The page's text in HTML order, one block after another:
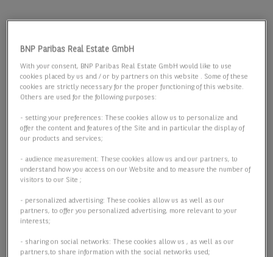
BNP Paribas Real Estate GmbH
With your consent, BNP Paribas Real Estate GmbH would like to use
cookies placed by us and / or by partners on this website . Some of these
cookies are strictly necessary for the proper functioning of this website.
Others are used for the following purposes:
- setting your preferences: These cookies allow us to personalize and
offer the content and features of the Site and in particular the display of
our products and services;
- audience measurement: These cookies allow us and our partners, to
understand how you access on our Website and to measure the number of
visitors to our Site ;
- personalized advertising: These cookies allow us as well as our
partners, to offer you personalized advertising, more relevant to your
interests;
- sharing on social networks: These cookies allow us , as well as our
partners,to share information with the social networks used;